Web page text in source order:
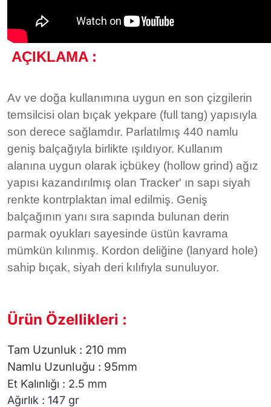
AÇIKLAMA :
Av ve doğa kullanımına uygun en son çizgilerin
temsilcisi olan bıçak yekpare (full tang) yapısıyla
son derece sağlamdır. Parlatılmış 440 namlu
geniş balçağıyla birlikte ışıldıyor. Kullanım
alanına uygun olarak içbükey (hollow grind) ağız
yapısı kazandırılmış olan Tracker' ın sapı siyah
renkte kontrplaktan imal edilmiş. Geniş
balçağının yanı sıra sapında bulunan derin
parmak oyukları sayesinde üstün kavrama
mümkün kılınmış. Kordon deliğine (lanyard hole)
sahip bıçak, siyah deri kılıfıyla sunuluyor.
Ürün Özellikleri :
Tam Uzunluk : 210 mm
Namlu Uzunluğu : 95mm
Et Kalınlığı : 2.5 mm
Ağırlık : 147 gr